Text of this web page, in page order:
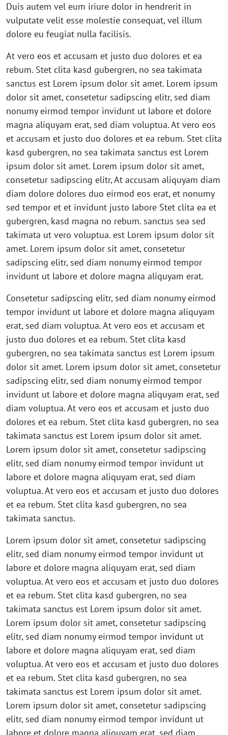
Duis autem vel eum iriure dolor in hendrerit in
vulputate velit esse molestie consequat, vel illum
dolore eu feugiat nulla facilisis.
At vero eos et accusam et justo duo dolores et ea
rebum. Stet clita kasd gubergren, no sea takimata
sanctus est Lorem ipsum dolor sit amet. Lorem ipsum
dolor sit amet, consetetur sadipscing elitr, sed diam
nonumy eirmod tempor invidunt ut labore et dolore
magna aliquyam erat, sed diam voluptua. At vero eos
et accusam et justo duo dolores et ea rebum. Stet clita
kasd gubergren, no sea takimata sanctus est Lorem
ipsum dolor sit amet. Lorem ipsum dolor sit amet,
consetetur sadipscing elitr, At accusam aliquyam diam
diam dolore dolores duo eirmod eos erat, et nonumy
sed tempor et et invidunt justo labore Stet clita ea et
gubergren, kasd magna no rebum. sanctus sea sed
takimata ut vero voluptua. est Lorem ipsum dolor sit
amet. Lorem ipsum dolor sit amet, consetetur
sadipscing elitr, sed diam nonumy eirmod tempor
invidunt ut labore et dolore magna aliquyam erat.
Consetetur sadipscing elitr, sed diam nonumy eirmod
tempor invidunt ut labore et dolore magna aliquyam
erat, sed diam voluptua. At vero eos et accusam et
justo duo dolores et ea rebum. Stet clita kasd
gubergren, no sea takimata sanctus est Lorem ipsum
dolor sit amet. Lorem ipsum dolor sit amet, consetetur
sadipscing elitr, sed diam nonumy eirmod tempor
invidunt ut labore et dolore magna aliquyam erat, sed
diam voluptua. At vero eos et accusam et justo duo
dolores et ea rebum. Stet clita kasd gubergren, no sea
takimata sanctus est Lorem ipsum dolor sit amet.
Lorem ipsum dolor sit amet, consetetur sadipscing
elitr, sed diam nonumy eirmod tempor invidunt ut
labore et dolore magna aliquyam erat, sed diam
voluptua. At vero eos et accusam et justo duo dolores
et ea rebum. Stet clita kasd gubergren, no sea
takimata sanctus.
Lorem ipsum dolor sit amet, consetetur sadipscing
elitr, sed diam nonumy eirmod tempor invidunt ut
labore et dolore magna aliquyam erat, sed diam
voluptua. At vero eos et accusam et justo duo dolores
et ea rebum. Stet clita kasd gubergren, no sea
takimata sanctus est Lorem ipsum dolor sit amet.
Lorem ipsum dolor sit amet, consetetur sadipscing
elitr, sed diam nonumy eirmod tempor invidunt ut
labore et dolore magna aliquyam erat, sed diam
voluptua. At vero eos et accusam et justo duo dolores
et ea rebum. Stet clita kasd gubergren, no sea
takimata sanctus est Lorem ipsum dolor sit amet.
Lorem ipsum dolor sit amet, consetetur sadipscing
elitr, sed diam nonumy eirmod tempor invidunt ut